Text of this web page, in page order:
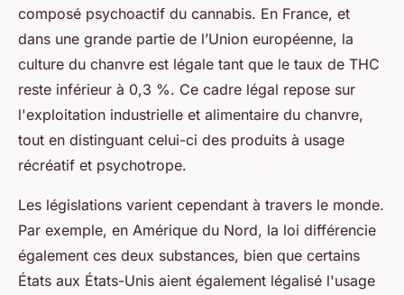
composé psychoactif du cannabis. En France, et
dans une grande partie de l’Union européenne, la
culture du chanvre est légale tant que le taux de THC
reste inférieur à 0,3 %. Ce cadre légal repose sur
l'exploitation industrielle et alimentaire du chanvre,
tout en distinguant celui-ci des produits à usage
récréatif et psychotrope.
Les législations varient cependant à travers le monde.
Par exemple, en Amérique du Nord, la loi différencie
également ces deux substances, bien que certains
États aux États-Unis aient également légalisé l'usage